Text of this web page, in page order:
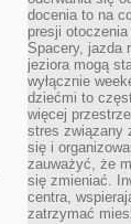
docenia to na
presji otoczenia
Spacery, jazda
jeziora mogą
wyłącznie
dziećmi to
więcej
stres związany
się i
zauważyć, że
się zmieniać.
centra,
zatrzymać